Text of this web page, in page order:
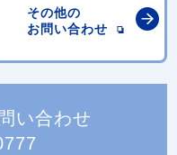
その他の
お問い合わせ
い合わせ